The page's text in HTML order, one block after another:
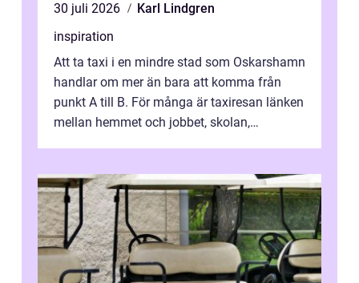
30 juli 2026
Karl Lindgren
inspiration
Att ta taxi i en mindre stad som Oskarshamn
handlar om mer än bara att komma från
punkt A till B. För många är taxiresan länken
mellan hemmet och jobbet, skolan,